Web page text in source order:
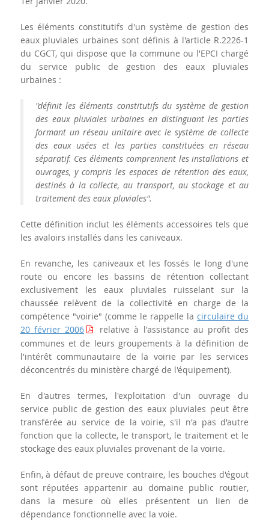
Les éléments constitutifs d'un système de gestion des
eaux pluviales urbaines sont définis à l'article R.2226-1
du CGCT, qui dispose que la commune ou l'EPCI chargé
du service public de gestion des eaux pluviales
urbaines :
"définit les éléments constitutifs du système de gestion
des eaux pluviales urbaines en distinguant les parties
formant un réseau unitaire avec le système de collecte
des eaux usées et les parties constituées en réseau
séparatif. Ces éléments comprennent les installations et
ouvrages, y compris les espaces de rétention des eaux,
destinés à la collecte, au transport, au stockage et au
traitement des eaux pluviales".
Cette définition inclut les éléments accessoires tels que
les avaloirs installés dans les caniveaux.
En revanche, les caniveaux et les fossés le long d'une
route ou encore les bassins de rétention collectant
exclusivement les eaux pluviales ruisselant sur la
chaussée relèvent de la collectivité en charge de la
compétence "voirie" (comme le rappelle lacirculaire du
20 février 2006
relative à l'assistance au profit des
communes et de leurs groupements à la définition de
l'intérêt communautaire de la voirie par les services
déconcentrés du ministère chargé de l'équipement).
En d'autres termes, l'exploitation d'un ouvrage du
service public de gestion des eaux pluviales peut être
transférée au service de la voirie, s'il n'a pas d'autre
fonction que la collecte, le transport, le traitement et le
stockage des eaux pluviales provenant de la voirie.
Enfin, à défaut de preuve contraire, les bouches d'égout
sont réputées appartenir au domaine public routier,
dans la mesure où elles présentent un lien de
dépendance fonctionnelle avec la voie.